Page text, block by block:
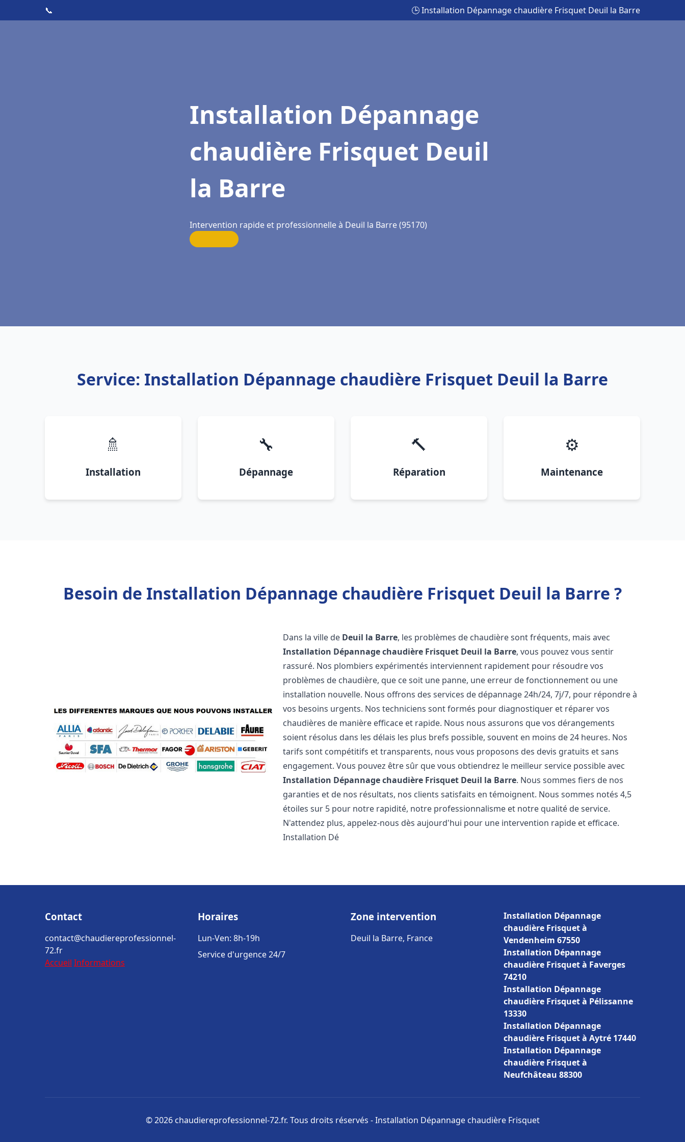
📞 🕒 Installation Dépannage chaudière Frisquet Deuil la Barre
Installation Dépannage
chaudière Frisquet Deuil
la Barre
Intervention rapide et professionnelle à Deuil la Barre (95170)
Service: Installation Dépannage chaudière Frisquet Deuil la Barre
🚿
Installation
🔧
Dépannage
🔨
Réparation
⚙️
Maintenance
Besoin de Installation Dépannage chaudière Frisquet Deuil la Barre ?
Dans la ville de Deuil la Barre, les problèmes de chaudière sont fréquents, mais avec
Installation Dépannage chaudière Frisquet Deuil la Barre, vous pouvez vous sentir
rassuré. Nos plombiers expérimentés interviennent rapidement pour résoudre vos
problèmes de chaudière, que ce soit une panne, une erreur de fonctionnement ou une
installation nouvelle. Nous offrons des services de dépannage 24h/24, 7j/7, pour répondre à
vos besoins urgents. Nos techniciens sont formés pour diagnostiquer et réparer vos
chaudières de manière efficace et rapide. Nous nous assurons que vos dérangements
soient résolus dans les délais les plus brefs possible, souvent en moins de 24 heures. Nos
tarifs sont compétitifs et transparents, nous vous proposons des devis gratuits et sans
engagement. Vous pouvez être sûr que vous obtiendrez le meilleur service possible avec
Installation Dépannage chaudière Frisquet Deuil la Barre. Nous sommes fiers de nos
garanties et de nos résultats, nos clients satisfaits en témoignent. Nous sommes notés 4,5
étoiles sur 5 pour notre rapidité, notre professionnalisme et notre qualité de service.
N'attendez plus, appelez-nous dès aujourd'hui pour une intervention rapide et efficace.
Installation Dé
Contact
contact@chaudiereprofessionnel-
72.fr
Accueil Informations
Horaires
Lun-Ven: 8h-19h
Service d'urgence 24/7
Zone intervention
Deuil la Barre, France
Installation Dépannage
chaudière Frisquet à
Vendenheim 67550
Installation Dépannage
chaudière Frisquet à Faverges
74210
Installation Dépannage
chaudière Frisquet à Pélissanne
13330
Installation Dépannage
chaudière Frisquet à Aytré 17440
Installation Dépannage
chaudière Frisquet à
Neufchâteau 88300
© 2026 chaudiereprofessionnel-72.fr. Tous droits réservés - Installation Dépannage chaudière Frisquet